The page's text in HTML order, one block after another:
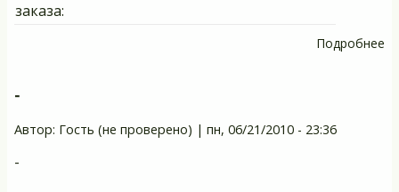
заказа:
Подробнее
-
Автор: Гость (не проверено) | пн, 06/21/2010 - 23:36
-